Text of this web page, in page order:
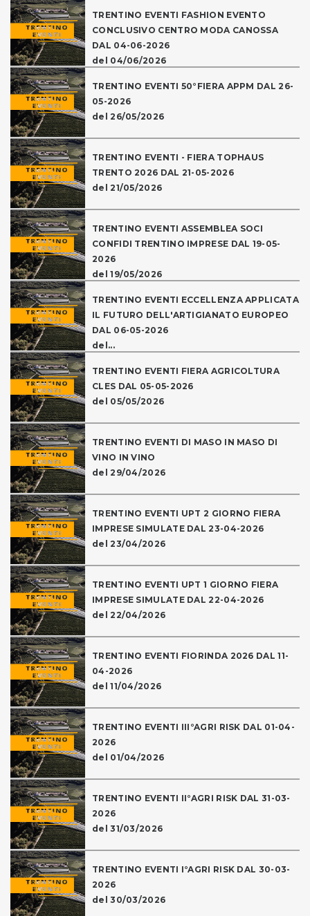
TRENTINO EVENTI FASHION EVENTO
CONCLUSIVO CENTRO MODA CANOSSA
DAL 04-06-2026
del 04/06/2026
TRENTINO EVENTI 50°FIERA APPM DAL 26-
05-2026
del 26/05/2026
TRENTINO EVENTI - FIERA TOPHAUS
TRENTO 2026 DAL 21-05-2026
del 21/05/2026
TRENTINO EVENTI ASSEMBLEA SOCI
CONFIDI TRENTINO IMPRESE DAL 19-05-
2026
del 19/05/2026
TRENTINO EVENTI ECCELLENZA APPLICATA
IL FUTURO DELL'ARTIGIANATO EUROPEO
DAL 06-05-2026
del...
TRENTINO EVENTI FIERA AGRICOLTURA
CLES DAL 05-05-2026
del 05/05/2026
TRENTINO EVENTI DI MASO IN MASO DI
VINO IN VINO
del 29/04/2026
TRENTINO EVENTI UPT 2 GIORNO FIERA
IMPRESE SIMULATE DAL 23-04-2026
del 23/04/2026
TRENTINO EVENTI UPT 1 GIORNO FIERA
IMPRESE SIMULATE DAL 22-04-2026
del 22/04/2026
TRENTINO EVENTI FIORINDA 2026 DAL 11-
04-2026
del 11/04/2026
TRENTINO EVENTI III°AGRI RISK DAL 01-04-
2026
del 01/04/2026
TRENTINO EVENTI II°AGRI RISK DAL 31-03-
2026
del 31/03/2026
TRENTINO EVENTI I°AGRI RISK DAL 30-03-
2026
del 30/03/2026